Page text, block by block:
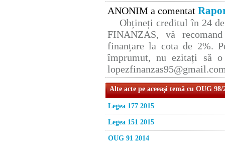
ANONIM a comentat
Obțineți creditul în 24
FINANZAS, vă
finanțare la cota de 2%.
împrumut, nu ezitați să
Alte acte pe aceeaşi temă cu OUG 98/
Legea 177 2015
Legea 151 2015
OUG 91 2014